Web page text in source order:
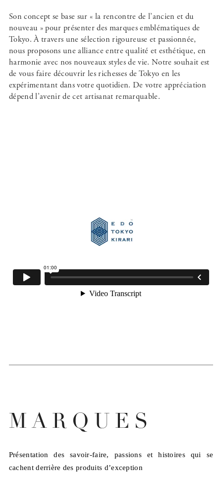
Son concept se base sur « la rencontre de l’ancien et du
nouveau » pour présenter des marques emblématiques de
Tokyo. À travers une sélection rigoureuse et passionnée,
nous proposons une alliance entre qualité et esthétique, en
harmonie avec nos nouveaux styles de vie. Notre souhait est
de vous faire découvrir les richesses de Tokyo en les
expérimentant dans votre quotidien. De votre appréciation
dépend l’avenir de cet artisanat remarquable.
MARQUES
Présentation des savoir-faire, passions et histoires qui se
cachent derrière des produits d’exception